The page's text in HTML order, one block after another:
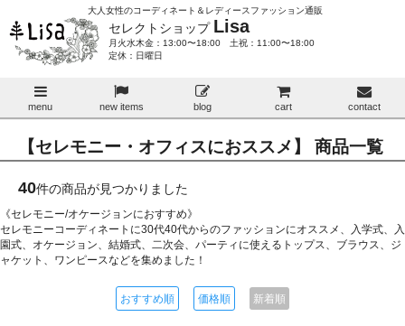
大人女性のコーディネート＆レディースファッション通販
セレクトショップ Lisa
月火水木金：13:00〜18:00 土祝：11:00〜18:00
定休：日曜日
menu new items blog cart contact
【セレモニー・オフィスにおススメ】 商品一覧
40件の商品が見つかりました
《セレモニー/オケージョンにおすすめ》
セレモニーコーディネートに30代40代からのファッションにオススメ、入学式、入
園式、オケージョン、結婚式、二次会、パーティに使えるトップス、ブラウス、ジ
ャケット、ワンピースなどを集めました！
おすすめ順 価格順 新着順